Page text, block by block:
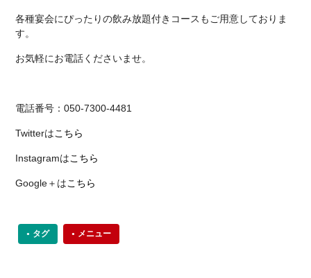
各種宴会にぴったりの飲み放題付きコースもご用意しておりま
す。
お気軽にお電話くださいませ。
電話番号：050-7300-4481
Twitterはこちら
Instagramはこちら
Google＋はこちら
タグ メニュー